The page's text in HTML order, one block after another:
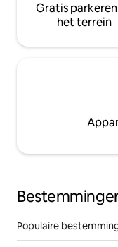
Gratis
het terrein
Populaire